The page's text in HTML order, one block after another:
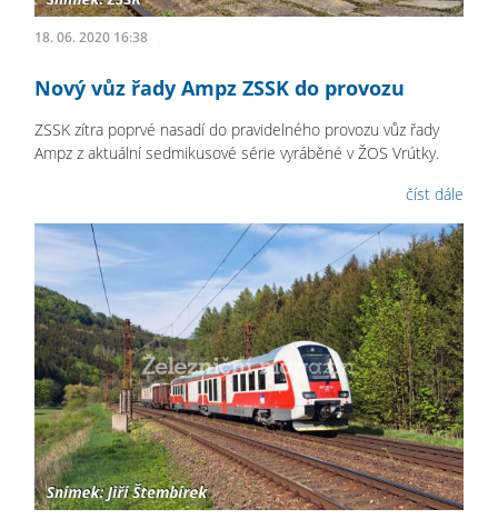
18. 06. 2020 16:38
Nový vůz řady Ampz ZSSK do provozu
ZSSK zítra poprvé nasadí do pravidelného provozu vůz řady
Ampz z aktuální sedmikusové série vyráběné v ŽOS Vrútky.
číst dále